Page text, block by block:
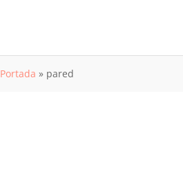
Portada » pared